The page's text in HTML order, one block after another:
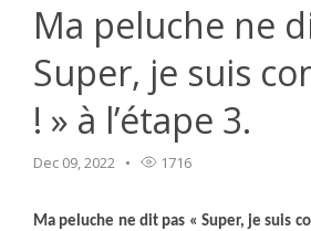
Ma peluche ne
Super, je suis
! » à l’étape 3.
Dec 09, 2022 1716
Ma peluche ne dit pas « Super, je suis